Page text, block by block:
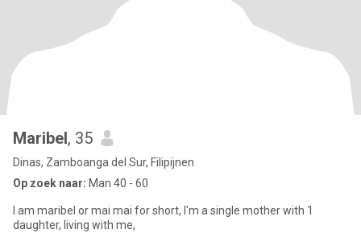
Maribel, 35
Dinas, Zamboanga del Sur, Filipijnen
Op zoek naar: Man 40 - 60
I am maribel or mai mai for short, I'm a single mother with 1
daughter, living with me,